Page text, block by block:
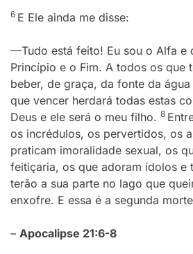
6 E Ele ainda me disse:
—Tudo está feito! Eu sou o Alfa e
Princípio e o Fim. A todos os que
beber, de graça, da fonte da
que vencer herdará todas estas
Deus e ele será o meu filho. 8
os incrédulos, os pervertidos, os
praticam imoralidade sexual, os
feitiçaria, os que adoram ídolos e
terão a sua parte no lago que
enxofre. E essa é a segunda
– Apocalipse 21:6-8